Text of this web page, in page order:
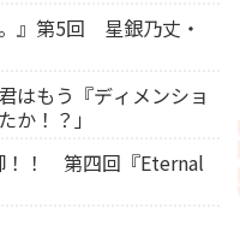
』第5回 星銀乃丈・
はもう『ディメンショ
か！？」
！！ 第四回『Eternal